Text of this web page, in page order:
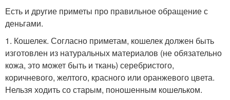
Есть и другие приметы про правильное обращение с
деньгами.
1. Кошелек. Согласно приметам, кошелек должен быть
изготовлен из натуральных материалов (не обязательно
кожа, это может быть и ткань) серебристого,
коричневого, желтого, красного или оранжевого цвета.
Нельзя ходить со старым, поношенным кошельком.